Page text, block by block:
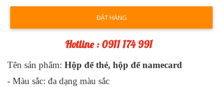
ĐẶT HÀNG
Hotline : 0911 174 991
Tên sản phẩm: Hộp để thẻ, hộp để namecard
- Màu sắc: đa dạng màu sắc